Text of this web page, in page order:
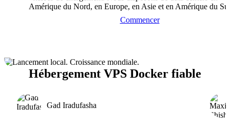
Amérique du Nord, en Europe, en Asie et en Amérique du
Commencer
Hébergement VPS Docker fiable
Gad Iradufasha